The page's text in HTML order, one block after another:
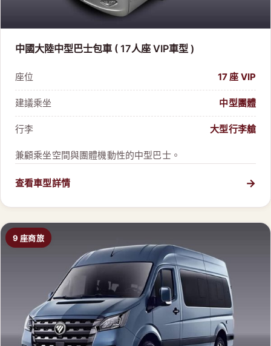
中國大陸中型巴士包車 ( 17人座 VIP車型 )
座位 17 座 VIP
建議乘坐 中型團體
行李 大型行李艙
兼顧乘坐空間與團體機動性的中型巴士。
查看車型詳情 →
9 座商旅